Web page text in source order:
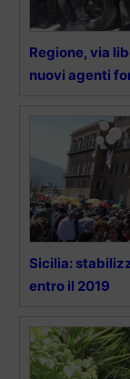
Regione, via
nuovi agenti
Sicilia:
entro il 2019